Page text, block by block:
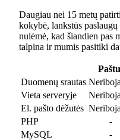
Daugiau nei 15 metų
kokybė, lankstūs
nulėmė, kad šiandien pas
talpina ir mumis pasitiki
Duomenų srautas
Vieta serveryje
El. pašto dėžutės
PHP
-
MySQL
-